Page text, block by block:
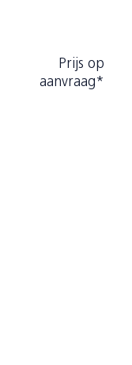
Prijs op
aanvraag*